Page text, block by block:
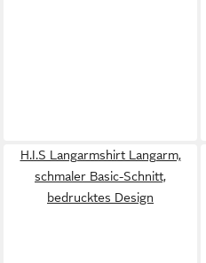
H.I.S Langarmshirt Langarm,
schmaler Basic-Schnitt,
bedrucktes Design